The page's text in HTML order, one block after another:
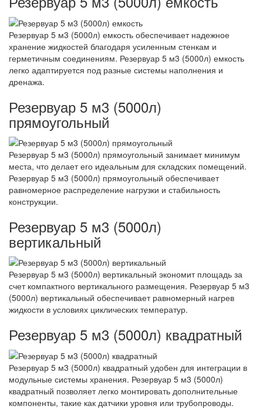
Резервуар 5 м3 (5000л) емкость обеспечивает надежное
хранение жидкостей благодаря усиленным стенкам и
герметичным соединениям. Резервуар 5 м3 (5000л) емкость
легко адаптируется под разные системы наполнения и
дренажа.
Резервуар 5 м3 (5000л)
прямоугольный
Резервуар 5 м3 (5000л) прямоугольный занимает минимум
места, что делает его идеальным для складских помещений.
Резервуар 5 м3 (5000л) прямоугольный обеспечивает
равномерное распределение нагрузки и стабильность
конструкции.
Резервуар 5 м3 (5000л)
вертикальный
Резервуар 5 м3 (5000л) вертикальный экономит площадь за
счет компактного вертикального размещения. Резервуар 5 м3
(5000л) вертикальный обеспечивает равномерный нагрев
жидкости в условиях циклических температур.
Резервуар 5 м3 (5000л) квадратный
Резервуар 5 м3 (5000л) квадратный удобен для интеграции в
модульные системы хранения. Резервуар 5 м3 (5000л)
квадратный позволяет легко монтировать дополнительные
компоненты, такие как датчики уровня или трубопроводы.